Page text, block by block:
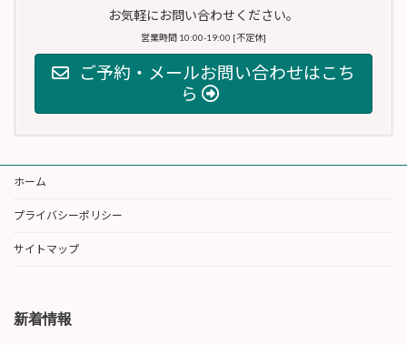
お気軽にお問い合わせください。
営業時間 10:00-19:00 [不定休]
ご予約・メールお問い合わせはこち
ら
ホーム
プライバシーポリシー
サイトマップ
新着情報